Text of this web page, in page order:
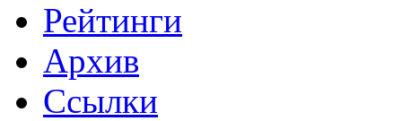
Рейтинги
Архив
Ссылки